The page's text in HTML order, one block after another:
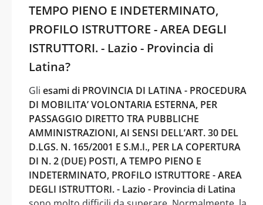
TEMPO PIENO E INDETERMINATO,
PROFILO ISTRUTTORE - AREA DEGLI
ISTRUTTORI. - Lazio - Provincia di
Latina?
Gli esami di PROVINCIA DI LATINA - PROCEDURA
DI MOBILITA’ VOLONTARIA ESTERNA, PER
PASSAGGIO DIRETTO TRA PUBBLICHE
AMMINISTRAZIONI, AI SENSI DELL’ART. 30 DEL
D.LGS. N. 165/2001 E S.M.I., PER LA COPERTURA
DI N. 2 (DUE) POSTI, A TEMPO PIENO E
INDETERMINATO, PROFILO ISTRUTTORE - AREA
DEGLI ISTRUTTORI. - Lazio - Provincia di Latina